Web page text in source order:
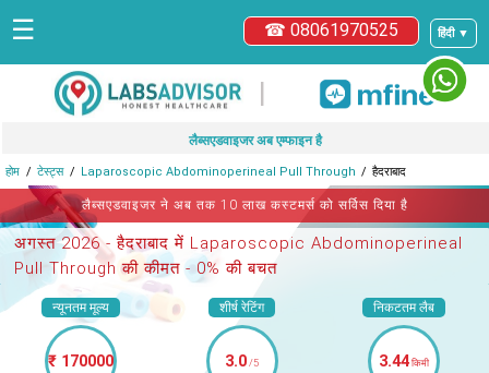
हिंदी ▼
☎ 08061970525
☰
|
लैब्सएडवाइजर अब एम्फाइन है
होम टेस्ट्स Laparoscopic Abdominoperineal Pull Through हैदराबाद
लैब्सएडवाइजर ने अब तक 10 लाख कस्टमर्स को सर्विस दिया है
अगस्त 2026 -हैदराबाद में Laparoscopic Abdominoperineal
Pull Through की कीमत - 0% की बचत
न्यूनतम मूल्य
₹ 170000
शीर्ष रेटिंग
3.0/5
निकटतम लैब
3.44किमी